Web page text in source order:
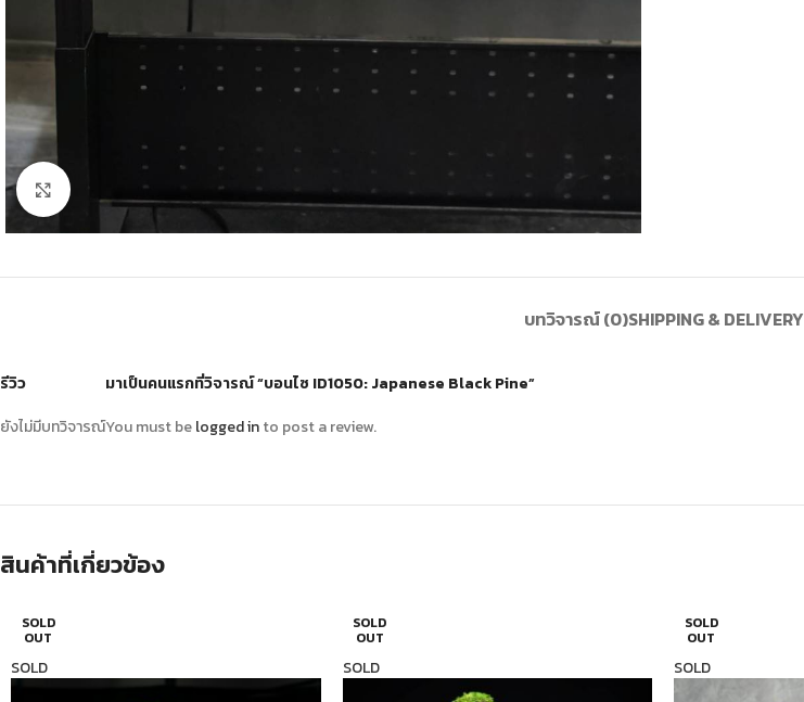
Click to enlarge
บทวิจารณ์ (0)SHIPPING & DELIVERY
รีวิว
ยังไม่มีบทวิจารณ์
มาเป็นคนแรกที่วิจารณ์ “บอนไซ ID1050: Japanese Black Pine”
You must belogged into post a review.
สินค้าที่เกี่ยวข้อง
SOLD
OUT
SOLD
SOLD
OUT
SOLD
SOLD
OUT
SOLD